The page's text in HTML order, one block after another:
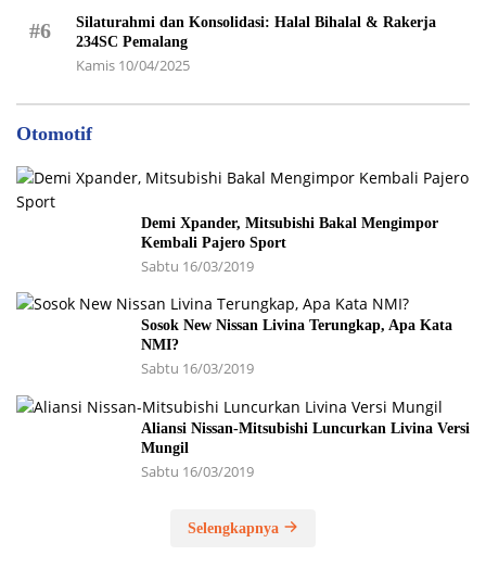
#6
Silaturahmi dan Konsolidasi: Halal Bihalal & Rakerja
234SC Pemalang
Kamis 10/04/2025
Otomotif
Demi Xpander, Mitsubishi Bakal Mengimpor
Kembali Pajero Sport
Sabtu 16/03/2019
Sosok New Nissan Livina Terungkap, Apa Kata
NMI?
Sabtu 16/03/2019
Aliansi Nissan-Mitsubishi Luncurkan Livina Versi
Mungil
Sabtu 16/03/2019
Selengkapnya